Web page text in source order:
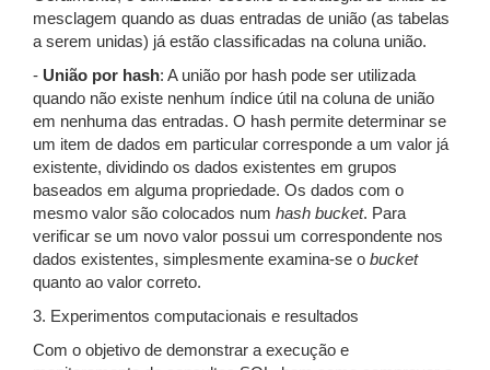
mesclagem quando as duas entradas de união (as tabelas
a serem unidas) já estão classificadas na coluna união.
- União por hash: A união por hash pode ser utilizada
quando não existe nenhum índice útil na coluna de união
em nenhuma das entradas. O hash permite determinar se
um item de dados em particular corresponde a um valor já
existente, dividindo os dados existentes em grupos
baseados em alguma propriedade. Os dados com o
mesmo valor são colocados num hash bucket. Para
verificar se um novo valor possui um correspondente nos
dados existentes, simplesmente examina-se o bucket
quanto ao valor correto.
3. Experimentos computacionais e resultados
Com o objetivo de demonstrar a execução e